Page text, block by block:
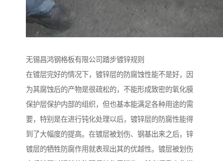
无锡昌鸿钢格板有限公司踏步镀锌规则
在镀层完好的情况下，镀锌层的防腐蚀性能不是好，因
为其腐蚀后的产物是很疏松的，不能形成致密的氧化膜
保护层保护内部的组织，但也基本能满足各种用途的需
要，特别是在进行钝化处理以后，镀锌层的防腐性能得
到了大幅度的提高。在镀层被划伤、钢基出来之后，锌
镀层的牺牲防腐作用就表现出其的优越性。镀层被划伤